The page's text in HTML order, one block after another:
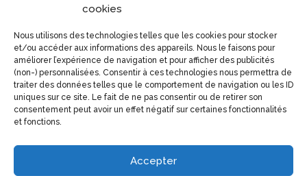
cookies
Nous utilisons des technologies telles que les cookies pour stocker
et/ou accéder aux informations des appareils. Nous le faisons pour
améliorer l’expérience de navigation et pour afficher des publicités
(non-) personnalisées. Consentir à ces technologies nous permettra de
traiter des données telles que le comportement de navigation ou les ID
uniques sur ce site. Le fait de ne pas consentir ou de retirer son
consentement peut avoir un effet négatif sur certaines fonctionnalités
et fonctions.
Accepter